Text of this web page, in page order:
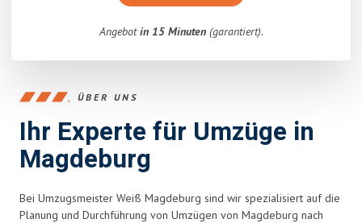
Angebotin 15 Minuten(garantiert).
ÜBER UNS
Ihr Experte für Umzüge in
Magdeburg
Bei Umzugsmeister Weiß Magdeburg sind wir spezialisiert auf die
Planung und Durchführung von Umzügen von Magdeburg nach